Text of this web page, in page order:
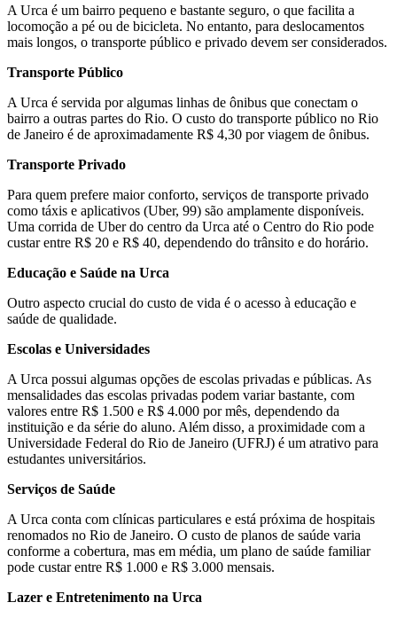
A Urca é um bairro pequeno e bastante seguro, o que facilita a
locomoção a pé ou de bicicleta. No entanto, para deslocamentos
mais longos, o transporte público e privado devem ser considerados.
Transporte Público
A Urca é servida por algumas linhas de ônibus que conectam o
bairro a outras partes do Rio. O custo do transporte público no Rio
de Janeiro é de aproximadamente R$ 4,30 por viagem de ônibus.
Transporte Privado
Para quem prefere maior conforto, serviços de transporte privado
como táxis e aplicativos (Uber, 99) são amplamente disponíveis.
Uma corrida de Uber do centro da Urca até o Centro do Rio pode
custar entre R$ 20 e R$ 40, dependendo do trânsito e do horário.
Educação e Saúde na Urca
Outro aspecto crucial do custo de vida é o acesso à educação e
saúde de qualidade.
Escolas e Universidades
A Urca possui algumas opções de escolas privadas e públicas. As
mensalidades das escolas privadas podem variar bastante, com
valores entre R$ 1.500 e R$ 4.000 por mês, dependendo da
instituição e da série do aluno. Além disso, a proximidade com a
Universidade Federal do Rio de Janeiro (UFRJ) é um atrativo para
estudantes universitários.
Serviços de Saúde
A Urca conta com clínicas particulares e está próxima de hospitais
renomados no Rio de Janeiro. O custo de planos de saúde varia
conforme a cobertura, mas em média, um plano de saúde familiar
pode custar entre R$ 1.000 e R$ 3.000 mensais.
Lazer e Entretenimento na Urca